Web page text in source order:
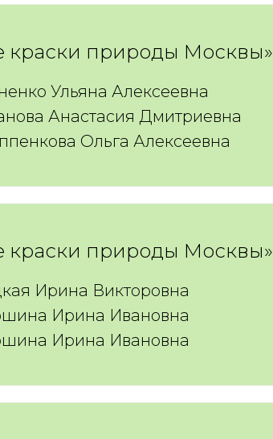
природы Москвы»
Ульяна Алексеевна
Анастасия Дмитриевна
Ольга Алексеевна
природы Москвы»
Ирина Викторовна
Ирина Ивановна
Ирина Ивановна